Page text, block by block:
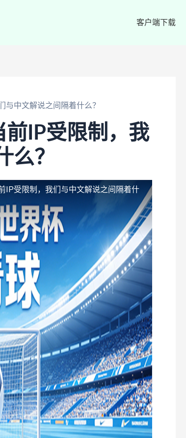
客户端下载
与中文解说之间隔着什么？
IP受限制，我
么？
IP受限制，我们与中文解说之间隔着什